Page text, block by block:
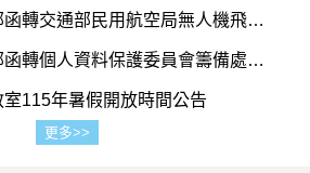
【資訊處】教育部函轉交通部民用航空局無人機飛航安全知識宣導
【資訊處】教育部函轉個人資料保護委員會籌備處「個資安維案件常見爭點之訴願決定及行政訴訟判決重點分析報告」及「114年11月11日總統公布之個人資料保護法修正重點介紹」簡報各1份
室115年暑假開放時間公告
更多>>